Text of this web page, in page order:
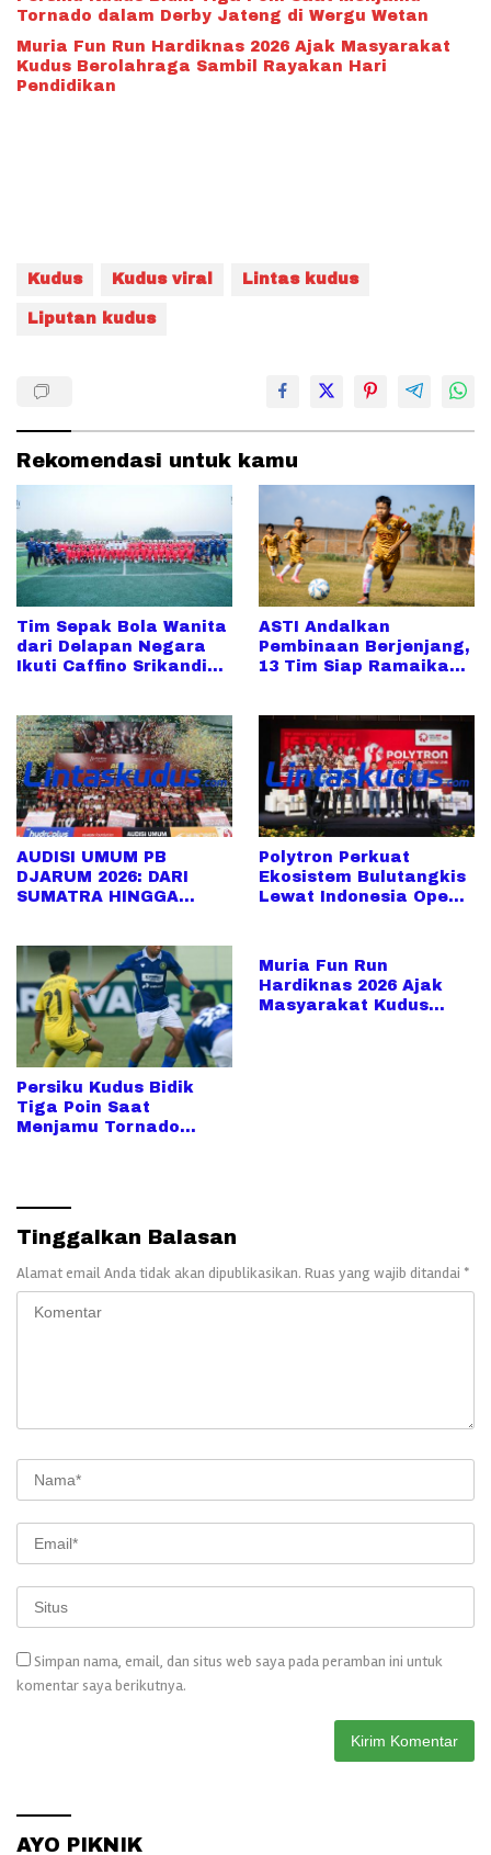
Tornado dalam Derby Jateng di Wergu Wetan
Muria Fun Run Hardiknas 2026 Ajak Masyarakat
Kudus Berolahraga Sambil Rayakan Hari
Pendidikan
Kudus Kudus viral Lintas kudus
Liputan kudus
Rekomendasi untuk kamu
Tim Sepak Bola Wanita
dari Delapan Negara
Ikuti Caffino Srikandi
ASTI Andalkan
Pembinaan Berjenjang,
13 Tim Siap Ramaikan
AUDISI UMUM PB
DJARUM 2026: DARI
SUMATRA HINGGA
SUPER MAKIN MELUAS
Polytron Perkuat
Ekosistem Bulutangkis
Lewat Indonesia Open
Persiku Kudus Bidik
Tiga Poin Saat
Menjamu Tornado
Muria Fun Run
Hardiknas 2026 Ajak
Masyarakat Kudus
Tinggalkan Balasan
Alamat email Anda tidak akan dipublikasikan. Ruas yang wajib ditandai *
Simpan nama, email, dan situs web saya pada peramban ini untuk
komentar saya berikutnya.
AYO PIKNIK